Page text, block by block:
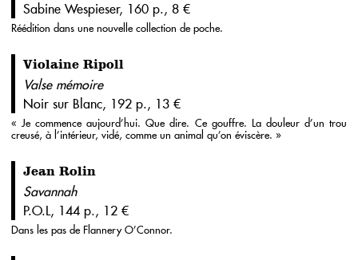
Sabine Wespieser, 160 p., 8 €
Réédition dans une nouvelle collection de poche.
Violaine Ripoll
Valse mémoire
Noir sur Blanc, 192 p., 13 €
« Je commence aujourd’hui. Que dire. Ce gouffre. La douleur d’un trou
creusé, à l’intérieur, vidé, comme un animal qu’on éviscère. »
Jean Rolin
Savannah
P.O.L, 144 p., 12 €
Dans les pas de Flannery O’Connor.